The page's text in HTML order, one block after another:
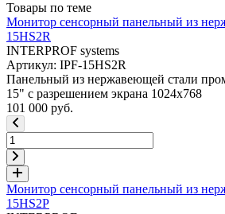
Товары по теме
Монитор сенсорный панельный из
15HS2R
INTERPROF systems
Артикул: IPF-15HS2R
Панельный из нержавеющей стали
15" с разрешением экрана 1024x768
101 000 руб.
Монитор сенсорный панельный из
15HS2P